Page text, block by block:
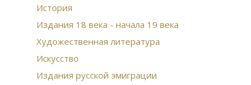
История
Издания 18 века - начала 19 века
Художественная литература
Искусство
Издания русской эмиграции